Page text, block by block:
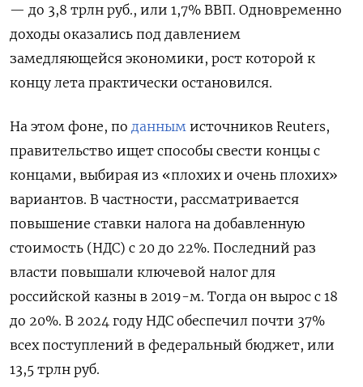
— до 3,8 трлн руб., или 1,7% ВВП. Одновременно
доходы оказались под давлением
замедляющейся экономики, рост которой к
концу лета практически остановился.
На этом фоне, по данным источников Reuters,
правительство ищет способы свести концы с
концами, выбирая из «плохих и очень плохих»
вариантов. В частности, рассматривается
повышение ставки налога на добавленную
стоимость (НДС) с 20 до 22%. Последний раз
власти повышали ключевой налог для
российской казны в 2019-м. Тогда он вырос с 18
до 20%. В 2024 году НДС обеспечил почти 37%
всех поступлений в федеральный бюджет, или
13,5 трлн руб.